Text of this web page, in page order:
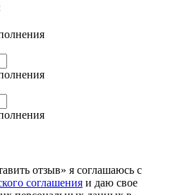
отзыв» я соглашаюсь с
соглашения и даю свое